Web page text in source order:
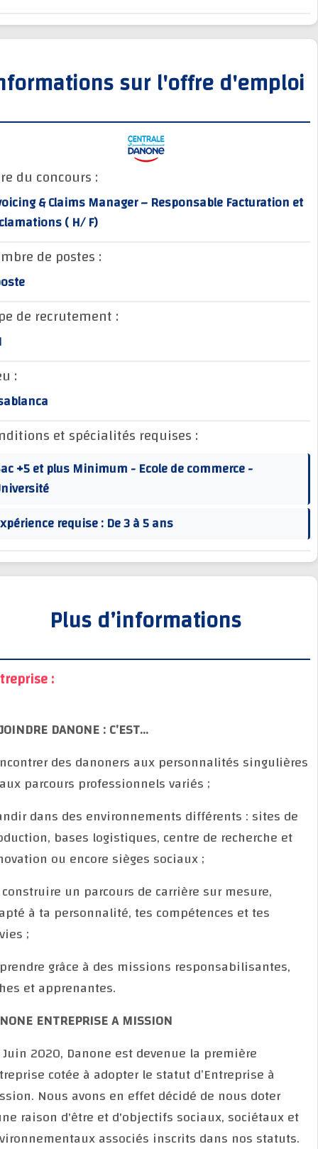
Informations sur l'offre
Titre du concours :
Invoicing & Claims Manager – Responsable
Réclamations ( H/ F)
Nombre de postes :
1 poste
Type de recrutement :
Lieu :
Casablanca
Conditions et spécialités requises :
Bac +5 et plus Minimum - Ecole de commerce -
Université
Expérience requise : De 3 à 5 ans
Plus d’informations
Entreprise :
REJOINDRE DANONE : C’EST…
Rencontrer des danoners aux personnalités
et aux parcours professionnels variés ;
Grandir dans des environnements différents : sites
production, bases logistiques, centre de recherche
innovation ou encore sièges sociaux ;
Se construire un parcours de carrière sur mesure,
adapté à ta personnalité, tes compétences et tes
envies ;
Apprendre grâce à des missions responsabilisantes,
riches et apprenantes.
DANONE ENTREPRISE A MISSION
En Juin 2020, Danone est devenue la première
entreprise cotée à adopter le statut d’Entreprise à
Mission. Nous avons en effet décidé de nous doter
d'une raison d'être et d'objectifs sociaux, sociétaux
environnementaux associés inscrits dans nos